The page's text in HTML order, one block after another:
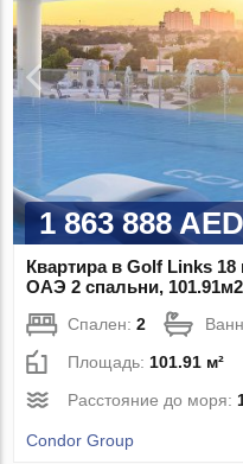
1 863 888 AED
Квартира в Golf Links
ОАЭ 2 спальни,
Спален:2
Площадь: 101.91 м²
Расстояние до моря:
Condor Group